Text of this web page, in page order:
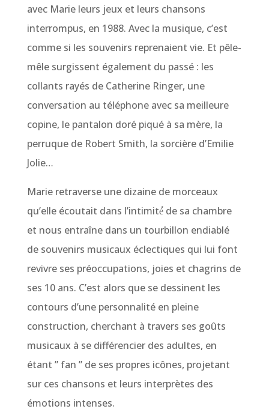
avec Marie leurs jeux et leurs chansons
interrompus, en 1988. Avec la musique, c’est
comme si les souvenirs reprenaient vie. Et pêle-
mêle surgissent également du passé : les
collants rayés de Catherine Ringer, une
conversation au téléphone avec sa meilleure
copine, le pantalon doré piqué à sa mère, la
perruque de Robert Smith, la sorcière d’Emilie
Jolie…
Marie retraverse une dizaine de morceaux
qu’elle écoutait dans l’intimité́ de sa chambre
et nous entraîne dans un tourbillon endiablé
de souvenirs musicaux éclectiques qui lui font
revivre ses préoccupations, joies et chagrins de
ses 10 ans. C’est alors que se dessinent les
contours d’une personnalité en pleine
construction, cherchant à travers ses goûts
musicaux à se différencier des adultes, en
étant ” fan ” de ses propres icônes, projetant
sur ces chansons et leurs interprètes des
émotions intenses.